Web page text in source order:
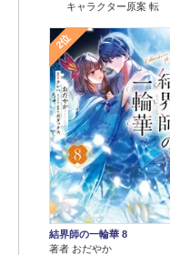
キャラクター原案 転
2位
結界師の一輪華 8
著者 おだやか